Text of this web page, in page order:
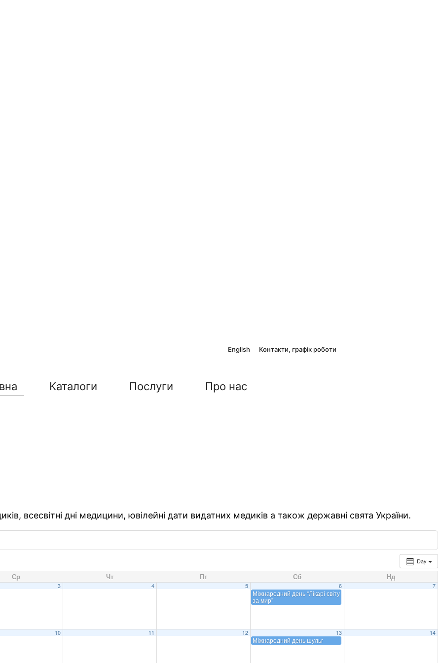
English Контакти, графік роботи
Каталоги Послуги Про нас
всесвітні дні медицини, ювілейні дати видатних медиків а також державні свята України.
Day
Ср Чт Пт Сб Нд
3 4 5 6
Міжнародний день “Лікарі світу
за мир”
7
10 11 12 13
Міжнародний день шульг
14